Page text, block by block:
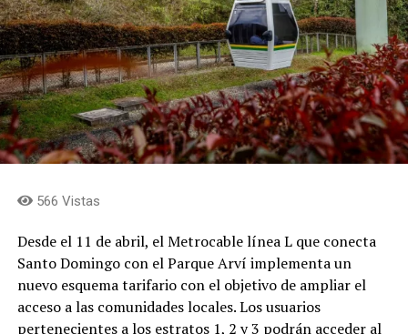
566 Vistas
Desde el 11 de abril, el Metrocable línea L que conecta
Santo Domingo con el Parque Arví implementa un
nuevo esquema tarifario con el objetivo de ampliar el
acceso a las comunidades locales. Los usuarios
pertenecientes a los estratos 1, 2 y 3 podrán acceder al